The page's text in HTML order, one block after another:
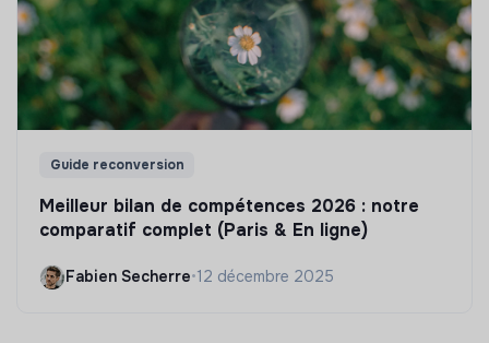
Guide reconversion
Meilleur bilan de compétences 2026 : notre
comparatif complet (Paris & En ligne)
Fabien Secherre•12 décembre 2025